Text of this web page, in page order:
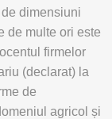
dimensiuni
de multe ori este
firmelor
(declarat) la
de
agricol și